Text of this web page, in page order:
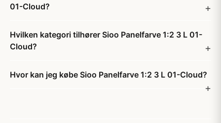
01-Cloud?
Hvilken kategori tilhører Sioo Panelfarve 1:2 3 L 01-
Cloud?
Hvor kan jeg købe Sioo Panelfarve 1:2 3 L 01-Cloud?